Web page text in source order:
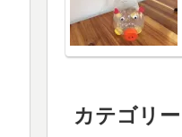
カテゴリー